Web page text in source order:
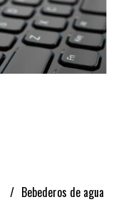
Bebederos de agua